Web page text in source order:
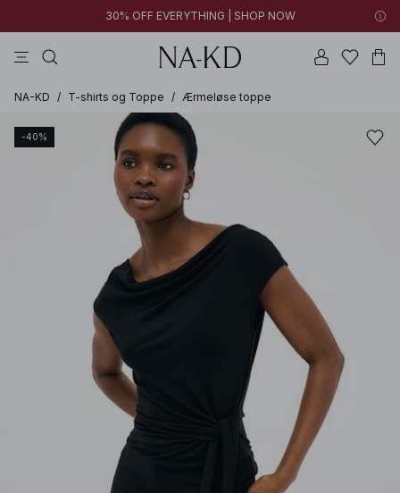
30% OFF EVERYTHING | SHOP NOW
NA-KD / T-shirts og Toppe / Ærmeløse toppe
-40%